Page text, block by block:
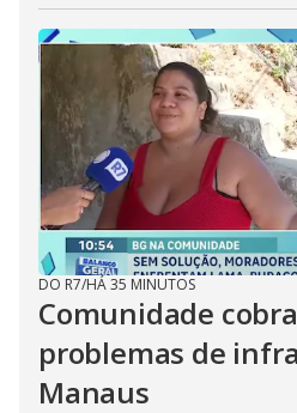
DO R7/HÁ 35 MINUTOS
Comunidade
problemas de
Manaus